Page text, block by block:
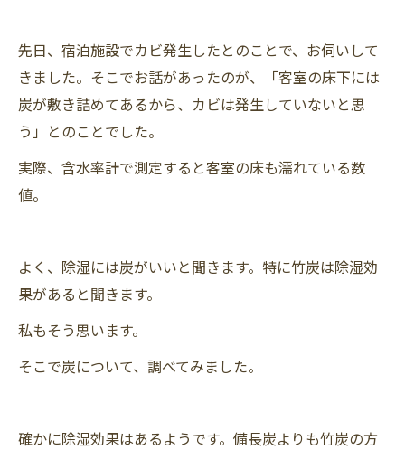
先日、宿泊施設でカビ発生したとのことで、お伺いして
きました。そこでお話があったのが、「客室の床下には
炭が敷き詰めてあるから、カビは発生していないと思
う」とのことでした。
実際、含水率計で測定すると客室の床も濡れている数
値。
よく、除湿には炭がいいと聞きます。特に竹炭は除湿効
果があると聞きます。
私もそう思います。
そこで炭について、調べてみました。
確かに除湿効果はあるようです。備長炭よりも竹炭の方